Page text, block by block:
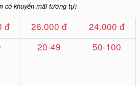
có khuyến mãi tương tự)
đ 26.000 đ 24.000 đ
20-49 50-100